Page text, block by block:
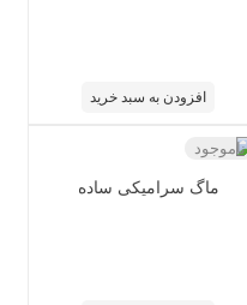
افزودن به سبد خرید
ماگ سرامیکی ساده
ناموجود